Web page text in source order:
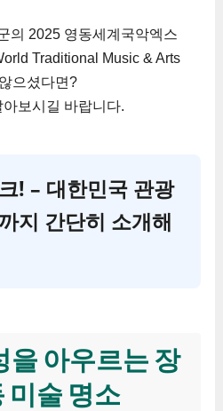
의 2025 영동세계국악엑스
Traditional Music & Arts
으셨다면?
보시길 바랍니다.
! – 대한민국 관광
지 간단히 소개해
을 아우르는 장
미술 명소